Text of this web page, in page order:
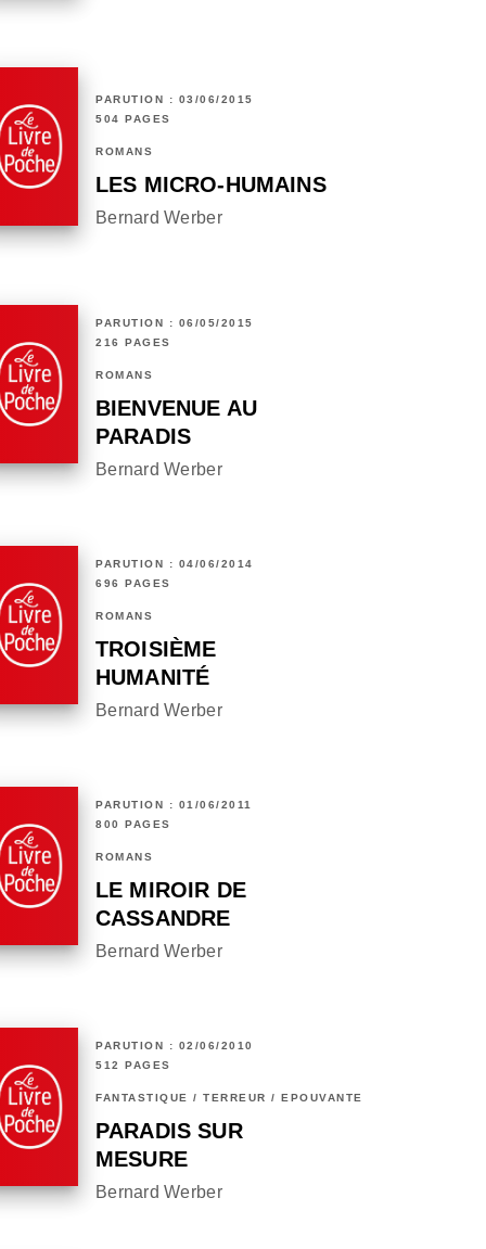
PARUTION : 03/06/2015
504 PAGES
ROMANS
LES MICRO-HUMAINS
Bernard Werber
PARUTION : 06/05/2015
216 PAGES
ROMANS
BIENVENUE AU
PARADIS
Bernard Werber
PARUTION : 04/06/2014
696 PAGES
ROMANS
TROISIÈME
HUMANITÉ
Bernard Werber
PARUTION : 01/06/2011
800 PAGES
ROMANS
LE MIROIR DE
CASSANDRE
Bernard Werber
PARUTION : 02/06/2010
512 PAGES
FANTASTIQUE / TERREUR / EPOUVANTE
PARADIS SUR
MESURE
Bernard Werber